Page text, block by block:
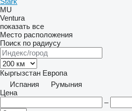
MU
Ventura
показать все
Место расположения
Поиск по радиусу
Кыргызстан Европа
Испания
Румыния
Цена
–